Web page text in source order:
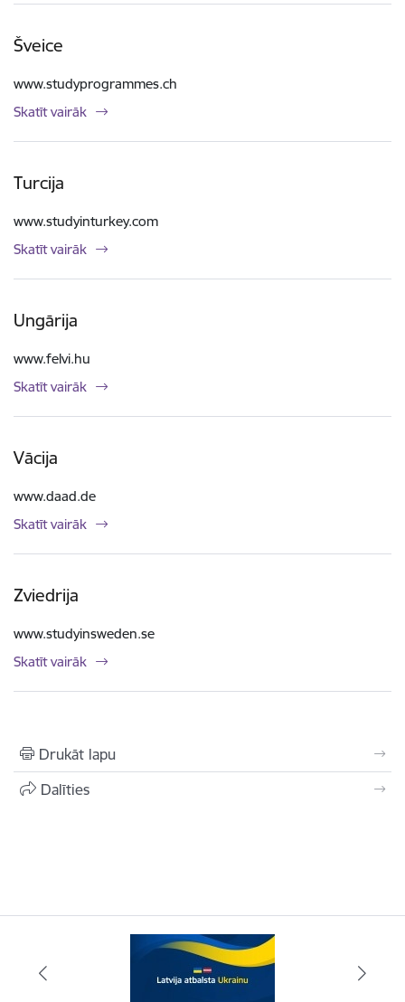
Šveice
www.studyprogrammes.ch
Skatīt vairāk
Turcija
www.studyinturkey.com
Skatīt vairāk
Ungārija
www.felvi.hu
Skatīt vairāk
Vācija
www.daad.de
Skatīt vairāk
Zviedrija
www.studyinsweden.se
Skatīt vairāk
Drukāt lapu
Dalīties